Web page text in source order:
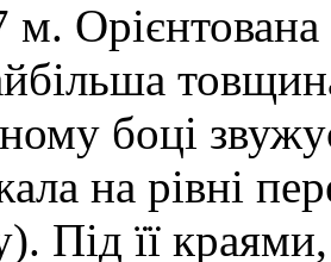
м.
боці
на рівні
Під її